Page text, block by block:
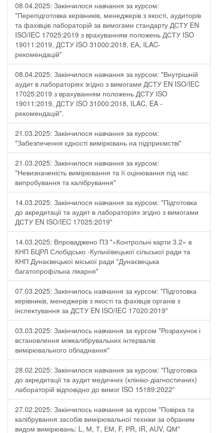
08.04.2025: Закінчилося навчання за курсом:
"Перепідготовка керівників, менеджерів з якості, аудиторів
та фахівців лабораторій за вимогами стандарту ДСТУ EN
ISO/IEC 17025:2019 з врахуванням положень ДСТУ ISO
19011:2019, ДСТУ ISO 31000:2018, ЕА, ILAC-
рекомендацій"
08.04.2025: Закінчилося навчання за курсом: "Внутрішній
аудит в лабораторіях згідно з вимогами ДСТУ EN ISO/IEC
17025:2019 з врахуванням положень ДСТУ ISO
19011:2019, ДСТУ ISO 31000:2018, ILAC, EA -
рекомендацій".
21.03.2025: Закінчилося навчання за курсом:
"Забезпечення єдності вимірювань на підприємстві"
21.03.2025: Закінчилося навчання за курсом:
"Невизначеність вимірювання та її оцінювання під час
випробування та калібрування"
14.03.2025: Закінчилося навчання за курсом: "Підготовка
до акредитації та аудит в лабораторіях згідно з вимогами
ДСТУ EN ISO/IEC 17025:2019"
14.03.2025: Впроваджено ПЗ "«Контрольні карти 3.2» в
КНП БЦРЛ Слобідсько -Кульчіївецької сільської ради та
КНП Дунаєвецької міської ради "Дунаєвецька
багатопрофільна лікарня"
07.03.2025: Закінчилось навчання за курсом: "Підготовка
керівників, менеджерів з якості та фахівців органів з
інспектування за ДСТУ EN ISO/IEC 17020:2019"
03.03.2025: Закінчилось навчання за курсом "Розрахунок і
встановлення міжкалібрувальних інтервалів
вимірювального обладнання"
28.02.2025: Закінчилося навчання за курсом: "Підготовка
до акредитації та аудит медичних (клініко-діагностичних)
лабораторій відповідно до вимог ISO 15189:2022"
27.02.2025: Закінчилось навчання за курсом "Повірка та
калібрування засобів вимірювальної техніки за обраним
видом вимірювань: L, М, Т, ЕМ, F, РR, ІR, АUV, QМ"